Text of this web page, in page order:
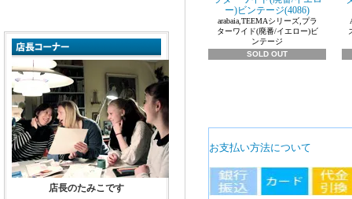
店長のたみこです
ー)ビンテージ(4086)
arabaia,TEEMAシリーズ,プラ
ターワイド(廃番/イエロー)ビ
ンテージ
SOLD OUT
お支払い方法について